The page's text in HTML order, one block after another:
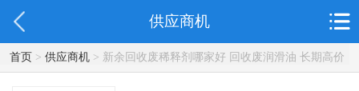
供应商机
首页> 供应商机> 新余回收废稀释剂哪家好 回收废润滑油 长期高价
回收 当场核价